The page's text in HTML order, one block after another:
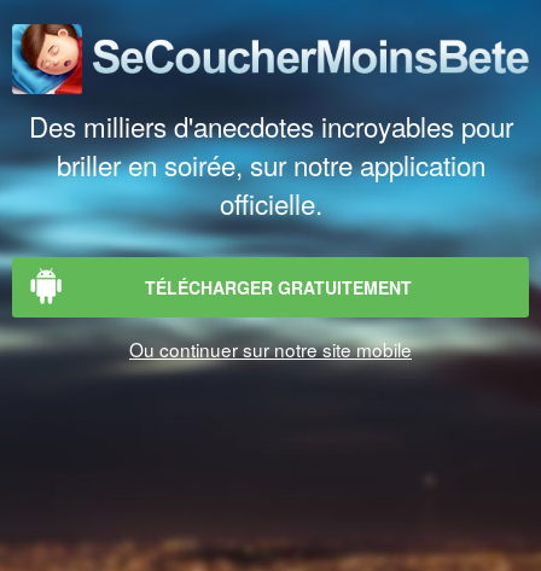
Des milliers d'anecdotes incroyables pour
briller en soirée, sur notre application
officielle.
TÉLÉCHARGER GRATUITEMENT
Ou continuer sur notre site mobile